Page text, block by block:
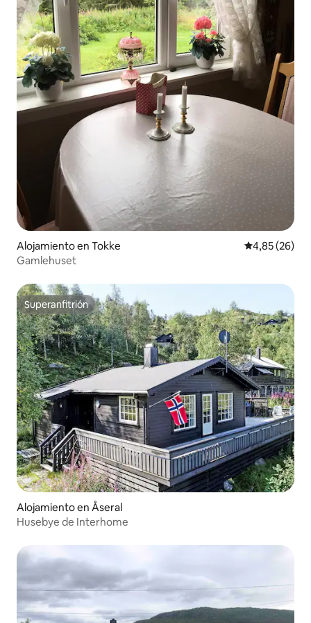
Alojamiento en Tokke Calificación
4,85 (26)
Gamlehuset
Superanfitrión
Superanfitrión
Alojamiento en Åseral
Husebye de Interhome